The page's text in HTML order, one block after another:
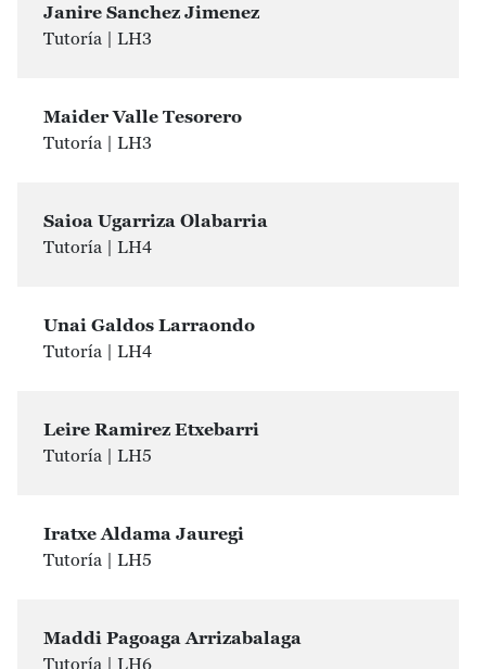
Janire Sanchez Jimenez
Tutoría | LH3
Maider Valle Tesorero
Tutoría | LH3
Saioa Ugarriza Olabarria
Tutoría | LH4
Unai Galdos Larraondo
Tutoría | LH4
Leire Ramirez Etxebarri
Tutoría | LH5
Iratxe Aldama Jauregi
Tutoría | LH5
Maddi Pagoaga Arrizabalaga
Tutoría | LH6